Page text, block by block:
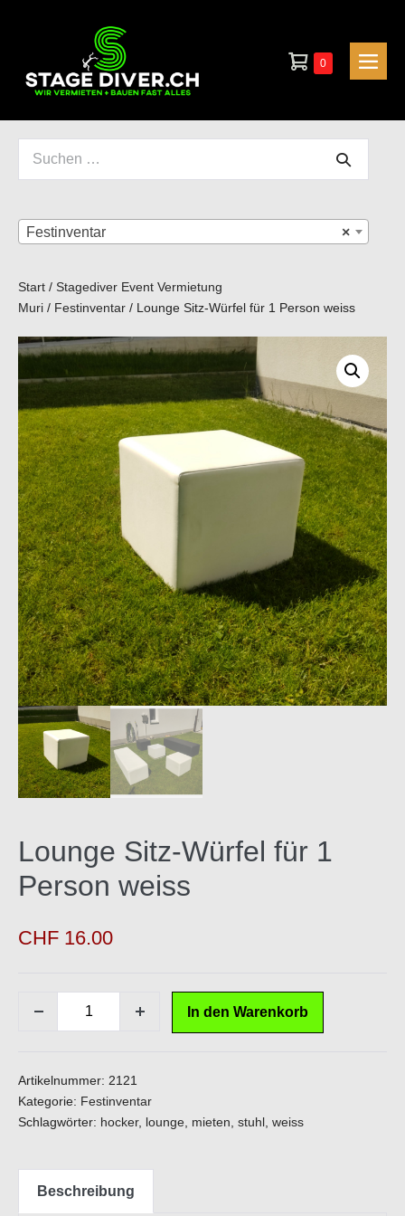
Warenkorb
0Elemente
Suchen
×
Festinventar
Start / Stagediver Event Vermietung
Muri / Festinventar / Lounge Sitz-Würfel für 1 Person weiss
Lounge Sitz-Würfel für 1
Person weiss
CHF 16.00
Lounge
Sitz-
für
1
Person
Menge
In den Warenkorb
Artikelnummer: 2121
Kategorie: Festinventar
Schlagwörter: hocker, lounge, mieten, stuhl, weiss
Beschreibung